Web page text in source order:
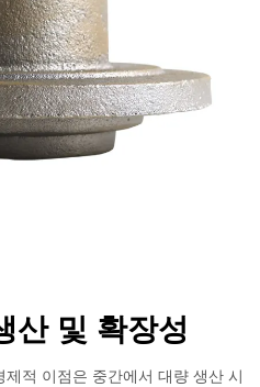
산 및 확장성
적 이점은 중간에서 대량 생산 시